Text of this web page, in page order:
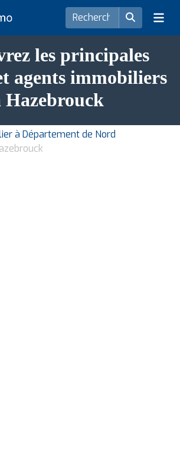
les principales
agents immobiliers
Hazebrouck
à Département de Nord